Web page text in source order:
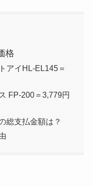
格
アイHL-EL145＝
FP-200＝3,779円
総支払金額は？